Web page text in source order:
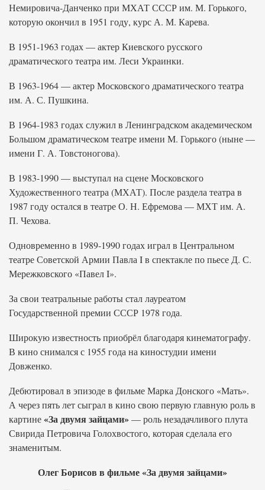
Немировича-Данченко при МХАТ СССР им. М. Горького,
которую окончил в 1951 году, курс А. М. Карева.
В 1951-1963 годах — актер Киевского русского
драматического театра им. Леси Украинки.
В 1963-1964 — актер Московского драматического театра
им. А. С. Пушкина.
В 1964-1983 годах служил в Ленинградском академическом
Большом драматическом театре имени М. Горького (ныне —
имени Г. А. Товстоногова).
В 1983-1990 — выступал на сцене Московского
Художественного театра (МХАТ). После раздела театра в
1987 году остался в театре О. Н. Ефремова — МХТ им. А.
П. Чехова.
Одновременно в 1989-1990 годах играл в Центральном
театре Советской Армии Павла I в спектакле по пьесе Д. С.
Мережковского «Павел I».
За свои театральные работы стал лауреатом
Государственной премии СССР 1978 года.
Широкую известность приобрёл благодаря кинематографу.
В кино снимался с 1955 года на киностудии имени
Довженко.
Дебютировал в эпизоде в фильме Марка Донского «Мать».
А через пять лет сыграл в кино свою первую главную роль в
картине«За двумя зайцами»— роль незадачливого плута
Свирида Петровича Голохвостого, которая сделала его
знаменитым.
Олег Борисов в фильме «За двумя зайцами»